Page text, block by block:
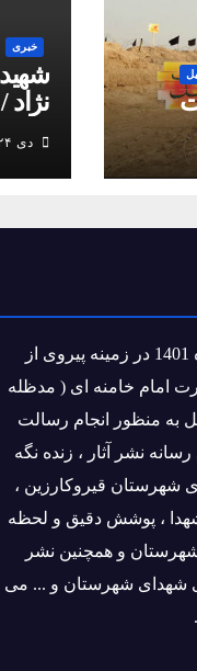
خبری
نژاد
دی ۲۴, ۱۴۰۳
رسانه کمیل مدیا در بهمن ماه 1401 در زمینه پیروی از
امام خامنه ای ( مدظله
به منظور انجام رسالت
نشر آثار ، زنده نگه
شهرستان قیروکارزین ،
، پوشش دقیق و لحظه
و همچنین نشر
شهدای شهرستان و ... می